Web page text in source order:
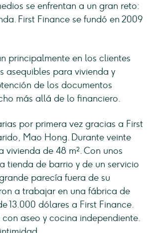
se enfrentan a un gran reto:
First Finance se fundó en 2009
principalmente en los clientes
asequibles para vivienda y
de los documentos
más allá de lo financiero.
por primera vez gracias a First
Mao Hong. Durante veinte
vivienda de 48 m². Con unos
tienda de barrio y de un servicio
parecía fuera de su
a trabajar en una fábrica de
13.000 dólares a First Finance.
aseo y cocina independiente.